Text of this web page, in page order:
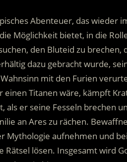
Abenteuer, das wieder
Möglichkeit bietet, in die
den Bluteid zu
dazu gebracht wurde,
mit den Furien
Titanen wäre, kämpft
als er seine Fesseln brechen
an Ares zu rächen.
Mythologie aufnehmen und
Rätsel lösen. Insgesamt wird